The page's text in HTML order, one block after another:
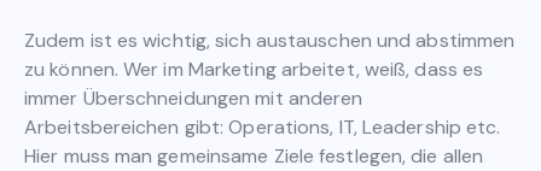
Zudem ist es wichtig, sich austauschen und abstimmen
zu können. Wer im Marketing arbeitet, weiß, dass es
immer Überschneidungen mit anderen
Arbeitsbereichen gibt: Operations, IT, Leadership etc.
Hier muss man gemeinsame Ziele festlegen, die allen